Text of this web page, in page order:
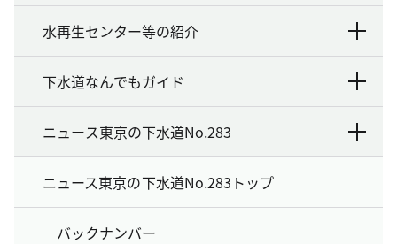
水再生センター等の紹介
下水道なんでもガイド
ニュース東京の下水道No.283
ニュース東京の下水道No.283トップ
バックナンバー